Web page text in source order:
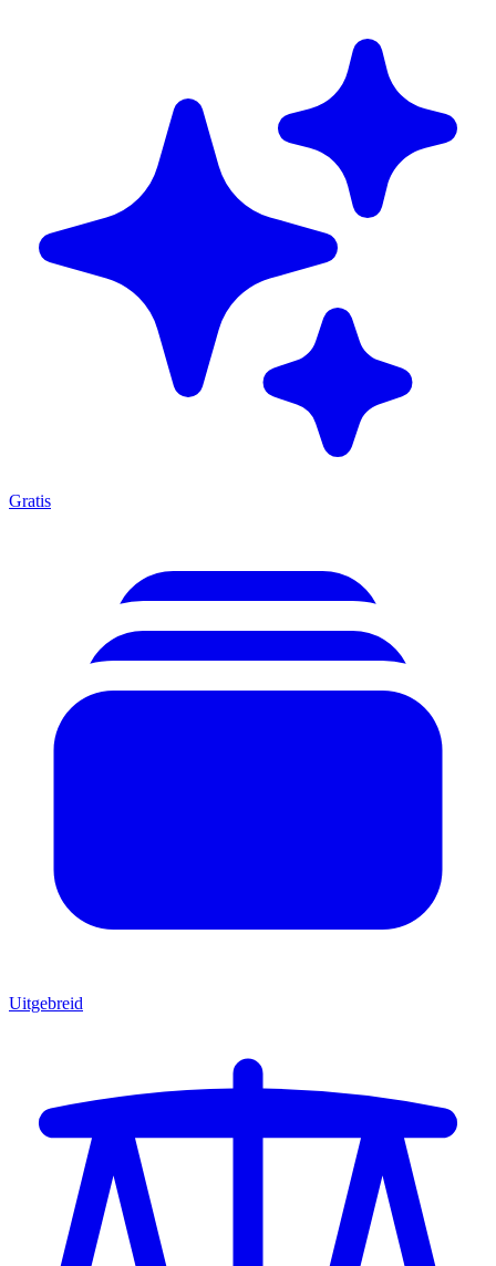
Gratis
Uitgebreid